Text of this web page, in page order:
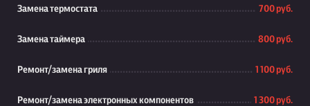
Замена термостата 700 руб.
Замена таймера 800 руб.
Ремонт/замена гриля 1 100 руб.
Ремонт/замена электронных компонентов 1 300 руб.